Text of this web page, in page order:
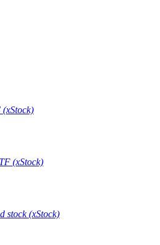
قم بدعوة صديق
(xStock)
(xStock)
stock (xStock)